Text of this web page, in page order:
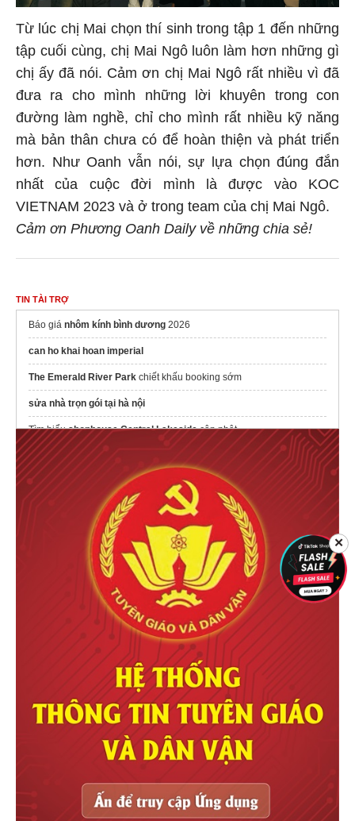
Từ lúc chị Mai chọn thí sinh trong tập 1 đến những
tập cuối cùng, chị Mai Ngô luôn làm hơn những gì
chị ấy đã nói. Cảm ơn chị Mai Ngô rất nhiều vì đã
đưa ra cho mình những lời khuyên trong con
đường làm nghề, chỉ cho mình rất nhiều kỹ năng
mà bản thân chưa có để hoàn thiện và phát triển
hơn. Như Oanh vẫn nói, sự lựa chọn đúng đắn
nhất của cuộc đời mình là được vào KOC
VIETNAM 2023 và ở trong team của chị Mai Ngô.
Cảm ơn Phương Oanh Daily về những chia sẻ!
TIN TÀI TRỢ
Báo giá nhôm kính bình dương 2026
can ho khai hoan imperial
The Emerald River Park chiết khấu booking sớm
sửa nhà trọn gói tại hà nội
Tìm hiểushophouse Central Lakesidecập nhật
The Emerald River Park
the rey edition
thi công nội thất văn phòngAkia Architects
Tham khảo bảng giá giá tấm inox
Dự án Gladia Heights đường Võ Chí Công
Dự án D'.Diamant Bleu Long Biên
Chung cư Vũ Yên
Bàn trà hiện đại Nội Thất MOHO
✕